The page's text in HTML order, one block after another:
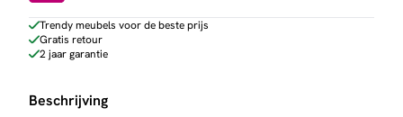
Trendy meubels voor de beste prijs
Gratis retour
2 jaar garantie
Beschrijving